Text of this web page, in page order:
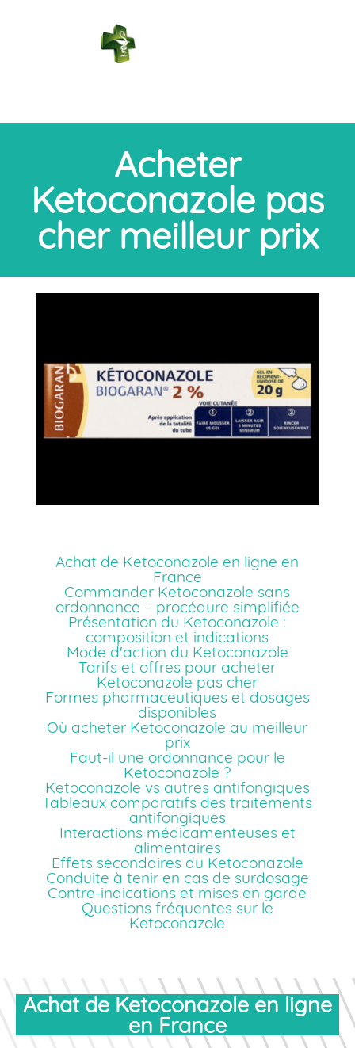
Acheter
Ketoconazole pas
cher meilleur prix
Achat de Ketoconazole en ligne en
France
Commander Ketoconazole sans
ordonnance – procédure simplifiée
Présentation du Ketoconazole :
composition et indications
Mode d'action du Ketoconazole
Tarifs et offres pour acheter
Ketoconazole pas cher
Formes pharmaceutiques et dosages
disponibles
Où acheter Ketoconazole au meilleur
prix
Faut-il une ordonnance pour le
Ketoconazole ?
Ketoconazole vs autres antifongiques
Tableaux comparatifs des traitements
antifongiques
Interactions médicamenteuses et
alimentaires
Effets secondaires du Ketoconazole
Conduite à tenir en cas de surdosage
Contre-indications et mises en garde
Questions fréquentes sur le
Ketoconazole
Achat de Ketoconazole en ligne
en France